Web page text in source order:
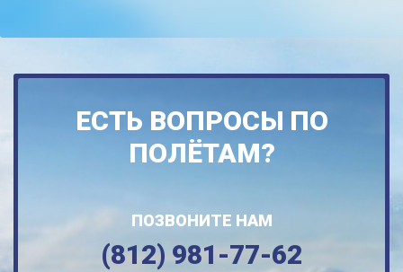
ЕСТЬ ВОПРОСЫ ПО
ПОЛЁТАМ?
ПОЗВОНИТЕ НАМ
(812) 981-77-62